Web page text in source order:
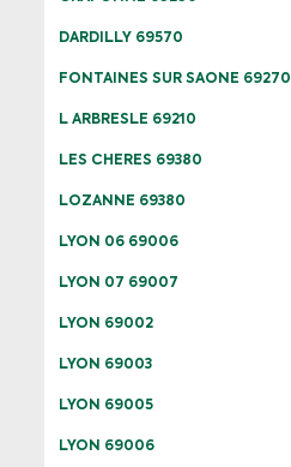
DARDILLY 69570
FONTAINES SUR SAONE 69270
L ARBRESLE 69210
LES CHERES 69380
LOZANNE 69380
LYON 06 69006
LYON 07 69007
LYON 69002
LYON 69003
LYON 69005
LYON 69006